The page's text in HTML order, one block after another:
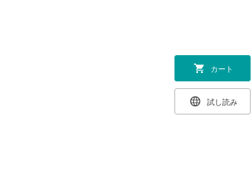
カート
試し読み